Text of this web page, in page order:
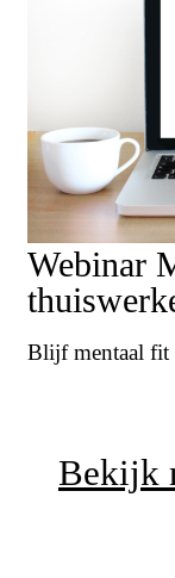
Webinar
Blijf mentaal fit
Bekijk